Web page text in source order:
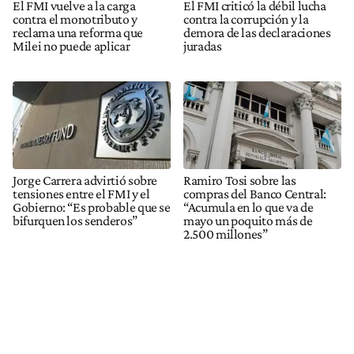
El FMI vuelve a la carga
contra el monotributo y
reclama una reforma que
Milei no puede aplicar
El FMI criticó la débil lucha
contra la corrupción y la
demora de las declaraciones
juradas
Jorge Carrera advirtió sobre
tensiones entre el FMI y el
Gobierno: “Es probable que se
bifurquen los senderos”
Ramiro Tosi sobre las
compras del Banco Central:
“Acumula en lo que va de
mayo un poquito más de
2.500 millones”